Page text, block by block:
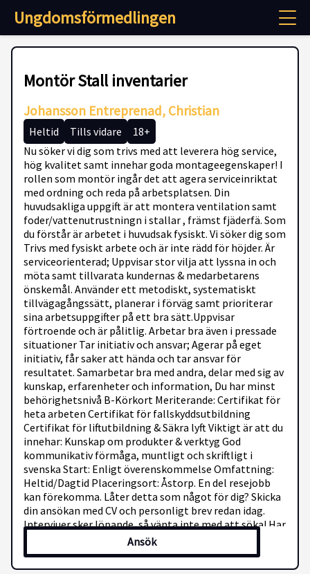
Ungdomsförmedlingen
Montör Stall inventarier
Johansson Entreprenad, Christian
Heltid Tills vidare
18+
Nu söker vi dig som trivs med att leverera hög service,
hög kvalitet samt innehar goda montageegenskaper! I
rollen som montör ingår det att agera serviceinriktat
med ordning och reda på arbetsplatsen. Din
huvudsakliga uppgift är att montera ventilation samt
foder/vattenutrustningn i stallar , främst fjäderfä. Som
du förstår är arbetet i huvudsak fysiskt. Vi söker dig som
Trivs med fysiskt arbete och är inte rädd för höjder. Är
serviceorienterad; Uppvisar stor vilja att lyssna in och
möta samt tillvarata kundernas & medarbetarens
önskemål. Använder ett metodiskt, systematiskt
tillvägagångssätt, planerar i förväg samt prioriterar
sina arbetsuppgifter på ett bra sätt.Uppvisar
förtroende och är pålitlig. Arbetar bra även i pressade
situationer Tar initiativ och ansvar; Agerar på eget
initiativ, får saker att hända och tar ansvar för
resultatet. Samarbetar bra med andra, delar med sig av
kunskap, erfarenheter och information, Du har minst
behörighetsnivå B-Körkort Meriterande: Certifikat för
heta arbeten Certifikat för fallskyddsutbildning
Certifikat för liftutbildning & Säkra lyft Viktigt är att du
innehar: Kunskap om produkter & verktyg God
kommunikativ förmåga, muntligt och skriftligt i
svenska Start: Enligt överenskommelse Omfattning:
Heltid/Dagtid Placeringsort: Åstorp. En del resejobb
kan förekomma. Låter detta som något för dig? Skicka
din ansökan med CV och personligt brev redan idag.
Intervjuer sker löpande, så vänta inte med att söka! Har
du frågor om tjänsten? Välkommen att kontakta
Christian
ansokan.cjle@hotmail.com
Ansök